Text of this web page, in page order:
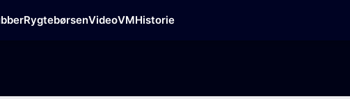
RygtebørsenVideoVMHistorie